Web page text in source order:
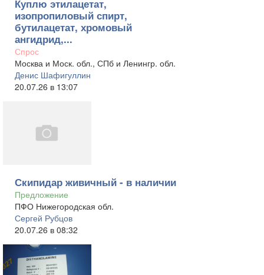
Куплю этилацетат,
изопропиловый спирт,
бутилацетат, хромовый
ангидрид,...
Спрос
Москва и Моск. обл., СПб и Ленингр. обл.
Денис Шафигуллин
20.07.26 в 13:07
Скипидар живичный - в наличии
Предложение
ПФО Нижегородская обл.
Сергей Рубцов
20.07.26 в 08:32